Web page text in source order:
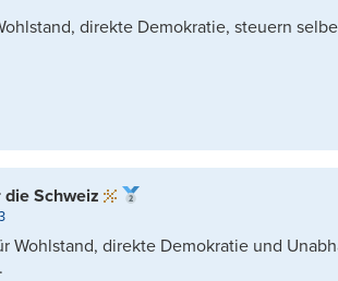
direkte Demokratie, steuern
Schweiz
Wohlstand, direkte Demokratie und